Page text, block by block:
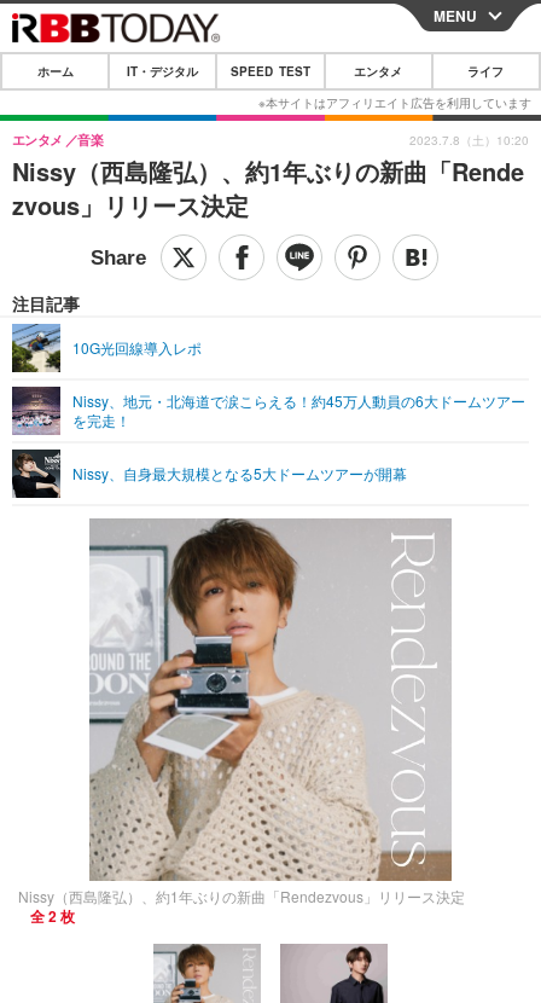
CLOSE
ホーム
IT・デジタル
IT・デジタルTOP スマートフォン
ショッピング その他
SPEED TEST
エンタメTOP 映画・ドラマ
グラビア
ショッピング その他
ライフTOP
その他
リリース一覧
プッシュ通知の停止方法
MENU
ホーム IT・デジタル SPEED TEST エンタメ ライフ
Nissy（西島隆弘）、約1年ぶりの新曲「Rende
zvous」リリース決定
エンタメ 音楽
注目記事
10G光回線導入レポ
Nissy、地元・北海道で涙こらえる！約45万人動員の6大ドームツアー
を完走！
Nissy、自身最大規模となる5大ドームツアーが開幕
2023.7.8（土）10:20
Nissy（西島隆弘）、約1年ぶりの新曲「Rendezvous」リリース決定
全 2 枚